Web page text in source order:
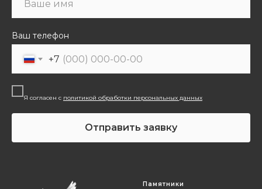
Ваш телефон
+7
Я согласен с политикой обработки персональных данных
Отправить заявку
Памятники